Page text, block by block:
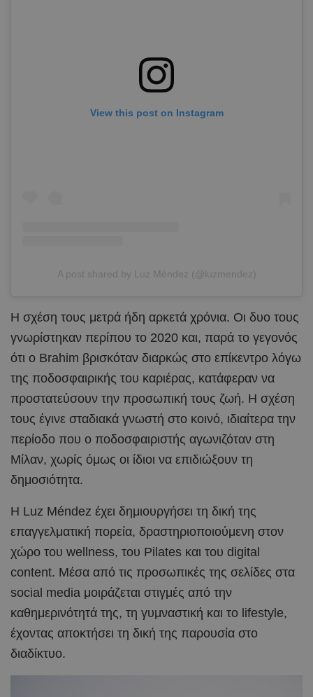
View this post on Instagram
A post shared by Luz Méndez (@luzmendez)
Η σχέση τους μετρά ήδη αρκετά χρόνια. Οι δυο τους
γνωρίστηκαν περίπου το 2020 και, παρά το γεγονός
ότι ο Brahim βρισκόταν διαρκώς στο επίκεντρο λόγω
της ποδοσφαιρικής του καριέρας, κατάφεραν να
προστατεύσουν την προσωπική τους ζωή. Η σχέση
τους έγινε σταδιακά γνωστή στο κοινό, ιδιαίτερα την
περίοδο που ο ποδοσφαιριστής αγωνιζόταν στη
Μίλαν, χωρίς όμως οι ίδιοι να επιδιώξουν τη
δημοσιότητα.
Η Luz Méndez έχει δημιουργήσει τη δική της
επαγγελματική πορεία, δραστηριοποιούμενη στον
χώρο του wellness, του Pilates και του digital
content. Μέσα από τις προσωπικές της σελίδες στα
social media μοιράζεται στιγμές από την
καθημερινότητά της, τη γυμναστική και το lifestyle,
έχοντας αποκτήσει τη δική της παρουσία στο
διαδίκτυο.